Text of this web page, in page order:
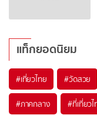
แท็กยอดนิยม
#เที่ยวไทย #วัดสวย
#ภาคกลาง #ที่เที่ยว